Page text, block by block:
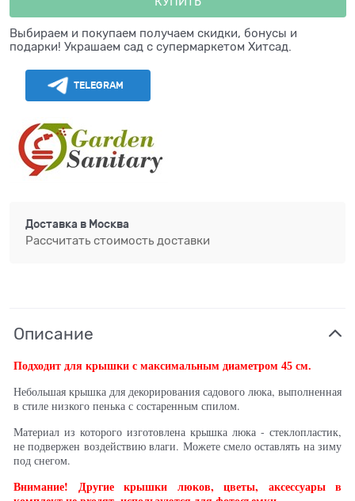
Выбираем и покупаем получаем скидки, бонусы и
подарки! Украшаем сад с супермаркетом Хитсад.
TELEGRAM
Доставка в Москва
Рассчитать стоимость доставки
Описание
Подходит для крышки с максимальным диаметром 45 см.
Небольшая крышка для декорирования садового люка, выполненная
в стиле низкого пенька с состаренным спилом.
Материал из которого изготовлена крышка люка - стеклопластик,
не подвержен воздействию влаги. Можете смело оставлять на зиму
под снегом.
Внимание! Другие крышки люков, цветы, аксессуары в